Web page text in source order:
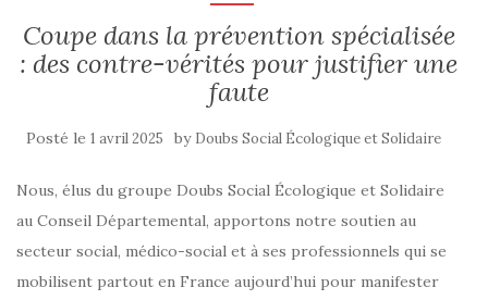
Coupe dans la prévention spécialisée
: des contre-vérités pour justifier une
faute
Posté le 1 avril 2025 by Doubs Social Écologique et Solidaire
Nous, élus du groupe Doubs Social Écologique et Solidaire
au Conseil Départemental, apportons notre soutien au
secteur social, médico-social et à ses professionnels qui se
mobilisent partout en France aujourd’hui pour manifester